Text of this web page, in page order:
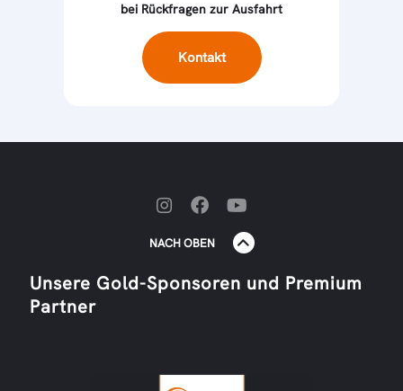
bei Rückfragen zur Ausfahrt
Kontakt
NACH OBEN
Unsere Gold-Sponsoren und Premium
Partner